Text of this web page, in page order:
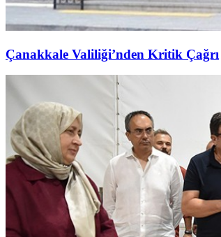
Çanakkale Valiliği’nden Kritik Çağrı